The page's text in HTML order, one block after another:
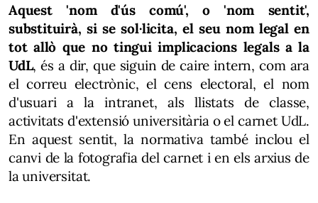
Aquest 'nom d'ús comú', o 'nom sentit',
substituirà, si se sol·licita, el seu nom legal en
tot allò que no tingui implicacions legals a la
UdL, és a dir, que siguin de caire intern, com ara
el correu electrònic, el cens electoral, el nom
d'usuari a la intranet, als llistats de classe,
activitats d'extensió universitària o el carnet UdL.
En aquest sentit, la normativa també inclou el
canvi de la fotografia del carnet i en els arxius de
la universitat.